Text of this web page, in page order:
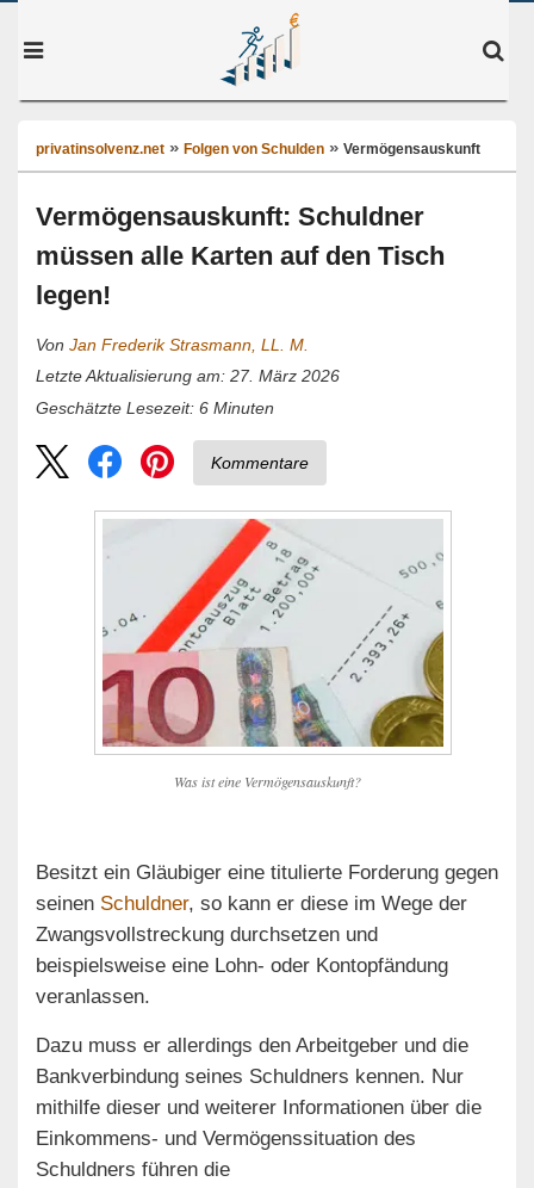
privatinsolvenz.net Folgen von Schulden Vermögensauskunft
Vermögensauskunft: Schuldner
müssen alle Karten auf den Tisch
legen!
Von Jan Frederik Strasmann, LL. M.
Letzte Aktualisierung am: 27. März 2026
Geschätzte Lesezeit: 6 Minuten
Kommentare
Was ist eine Vermögensauskunft?
Besitzt ein Gläubiger eine titulierte Forderung gegen
seinen Schuldner, so kann er diese im Wege der
Zwangsvollstreckung durchsetzen und
beispielsweise eine Lohn- oder Kontopfändung
veranlassen.
Dazu muss er allerdings den Arbeitgeber und die
Bankverbindung seines Schuldners kennen. Nur
mithilfe dieser und weiterer Informationen über die
Einkommens- und Vermögenssituation des
Schuldners führen die